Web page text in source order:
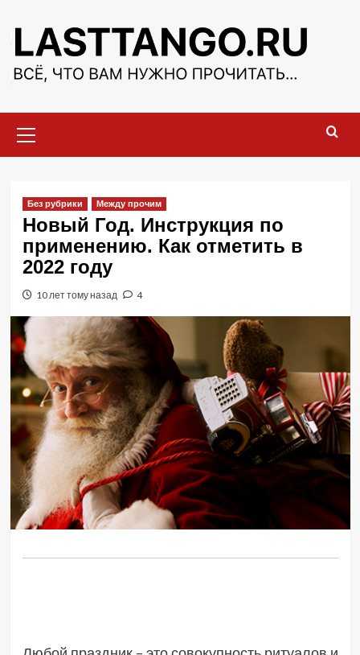
содержимому
меню
Без рубрики Между прочим
Новый Год. Инструкция по
применению. Как отметить в
2022 году
10 лет тому назад 4